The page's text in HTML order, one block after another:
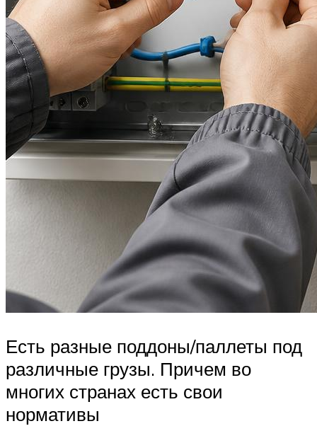
Есть разные поддоны/паллеты под
различные грузы. Причем во
многих странах есть свои
нормативы